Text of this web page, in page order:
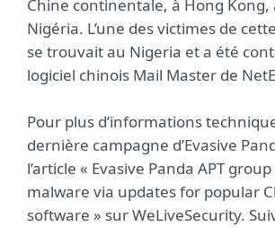
Chine continentale, à Hong Kong,
Nigéria. L’une des victimes de
se trouvait au Nigeria et a été
logiciel chinois Mail Master de
Pour plus d’informations
dernière campagne d’Evasive
l’article « Evasive Panda APT
malware via updates for popular
software » sur WeLiveSecurity.